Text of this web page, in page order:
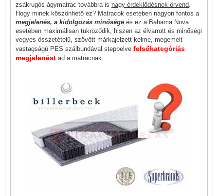
zsákrugós ágymatrac továbbra is nagy érdeklődésnek örvend
Hogy minek köszönhető ez? Matracok esetében nagyon fontos a
megjelenés, a kidolgozás minősége és ez a Bahama Nova
esetében maximálisan tükröződik, hiszen az élvarrott és minőségi
vegyes összetételű, szövött márkajelzett kelme, megemelt
vastagságú PES szálbundával steppelve felsőkategóriás
megjelenést ad a matracnak.